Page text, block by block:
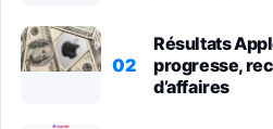
02
Résultats
progresse,
d’affaires